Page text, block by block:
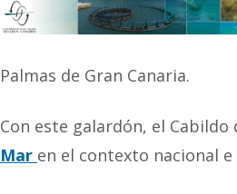
Palmas de Gran Canaria.
Con este galardón, el Cabildo
Mar en el contexto nacional